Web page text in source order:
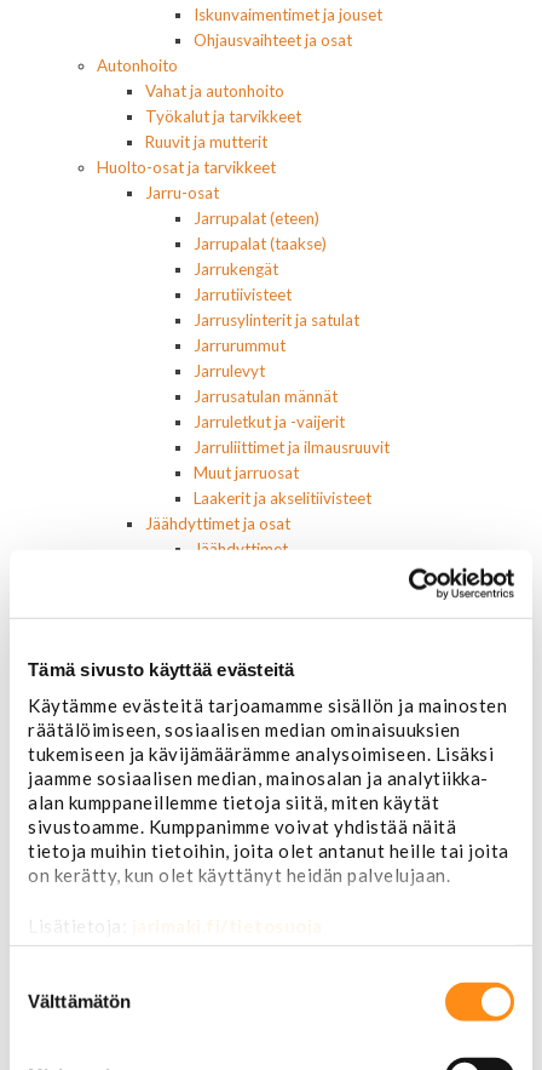
Tämä sivusto käyttää evästeitä
Käytämme evästeitä tarjoamamme sisällön ja mainosten
räätälöimiseen, sosiaalisen median ominaisuuksien
tukemiseen ja kävijämäärämme analysoimiseen. Lisäksi
jaamme sosiaalisen median, mainosalan ja analytiikka-
alan kumppaneillemme tietoja siitä, miten käytät
sivustoamme. Kumppanimme voivat yhdistää näitä
tietoja muihin tietoihin, joita olet antanut heille tai joita
on kerätty, kun olet käyttänyt heidän palvelujaan.
Lisätietoja: jarimaki.fi/tietosuoja
valinta
Välttämätön
Iskunvaimentimet ja jouset
Ohjausvaihteet ja osat
Autonhoito
Vahat ja autonhoito
Työkalut ja tarvikkeet
Ruuvit ja mutterit
Huolto-osat ja tarvikkeet
Jarru-osat
Jarrupalat (eteen)
Jarrupalat (taakse)
Jarrukengät
Jarrutiivisteet
Jarrusylinterit ja satulat
Jarrurummut
Jarrulevyt
Jarrusatulan männät
Jarruletkut ja -vaijerit
Jarruliittimet ja ilmausruuvit
Muut jarruosat
Laakerit ja akselitiivisteet
Jäähdyttimet ja osat
Jäähdyttimet
Termostaatit, kotelot, tiivisteet
Vesipumput ja tiivisteet
Vapaatuulettimet ja viskokytkimet
Kiinnikkeet ja pidikkeet
Nivelet ja puslat
Alapallonivelet
Yläpallonivelet
Raidetangonpäät sisempi
Raidetangonpäät ulompi
Vakaajan linkit